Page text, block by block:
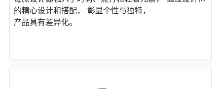
的精⼼设计和搭配， 彰显个性与独特，
产品具有差异化。